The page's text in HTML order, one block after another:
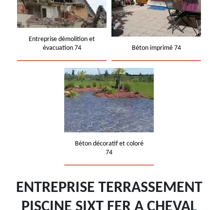
Entreprise démolition et
évacuation 74
Béton imprimé 74
Béton décoratif et coloré
74
ENTREPRISE TERRASSEMENT